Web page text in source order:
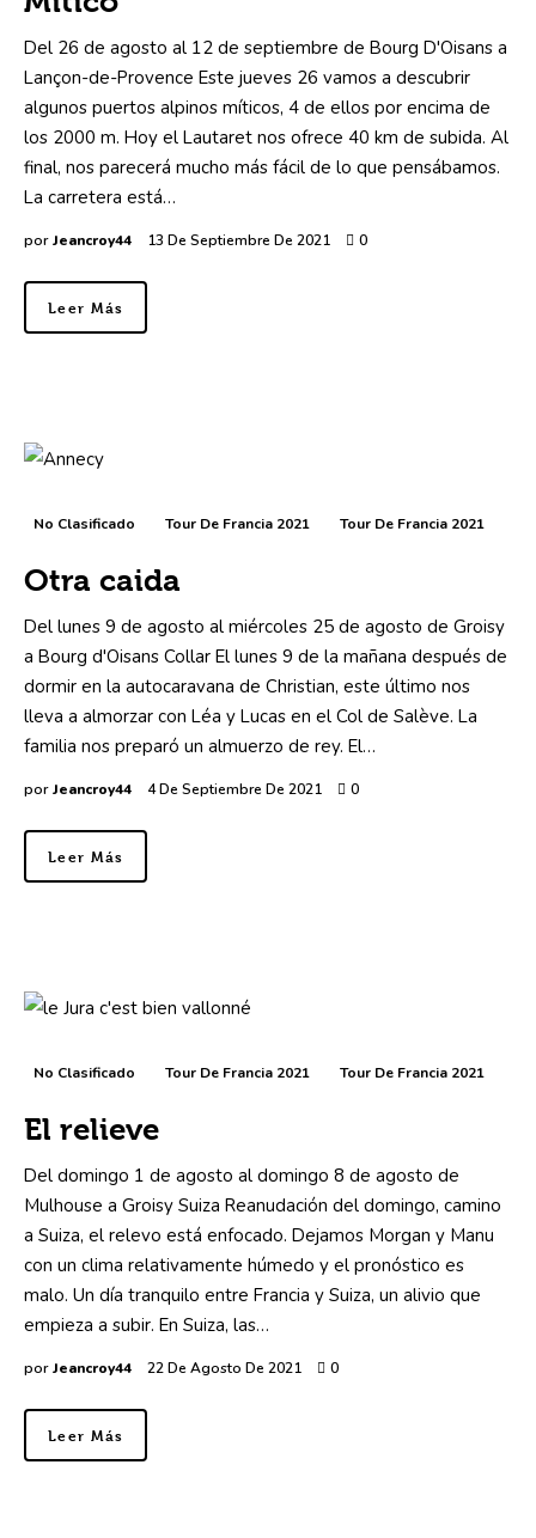
Del 26 de agosto al 12 de septiembre de Bourg D'Oisans a
Lançon-de-Provence Este jueves 26 vamos a descubrir
algunos puertos alpinos míticos, 4 de ellos por encima de
los 2000 m. Hoy el Lautaret nos ofrece 40 km de subida. Al
final, nos parecerá mucho más fácil de lo que pensábamos.
La carretera está…
por Jeancroy44 13 De Septiembre De 2021 0
Leer Más
No Clasificado Tour De Francia 2021 Tour De Francia 2021
Otra caida
Del lunes 9 de agosto al miércoles 25 de agosto de Groisy
a Bourg d'Oisans Collar El lunes 9 de la mañana después de
dormir en la autocaravana de Christian, este último nos
lleva a almorzar con Léa y Lucas en el Col de Salève. La
familia nos preparó un almuerzo de rey. El…
por Jeancroy44 4 De Septiembre De 2021 0
Leer Más
No Clasificado Tour De Francia 2021 Tour De Francia 2021
El relieve
Del domingo 1 de agosto al domingo 8 de agosto de
Mulhouse a Groisy Suiza Reanudación del domingo, camino
a Suiza, el relevo está enfocado. Dejamos Morgan y Manu
con un clima relativamente húmedo y el pronóstico es
malo. Un día tranquilo entre Francia y Suiza, un alivio que
empieza a subir. En Suiza, las…
por Jeancroy44 22 De Agosto De 2021 0
Leer Más